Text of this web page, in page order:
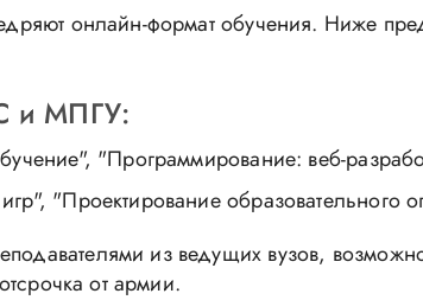
онлайн-формат обучения. Ниже
и МПГУ:
"Программирование: веб-
"Проектирование образовательного
из ведущих вузов,
от армии.